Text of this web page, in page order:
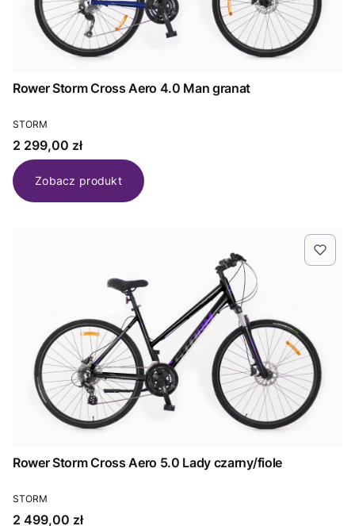
Rower Storm Cross Aero 4.0 Man granat
PRODUCENT
STORM
Cena
2 299,00 zł
Zobacz produkt
Rower Storm Cross Aero 5.0 Lady czarny/fiole
PRODUCENT
STORM
Cena
2 499,00 zł